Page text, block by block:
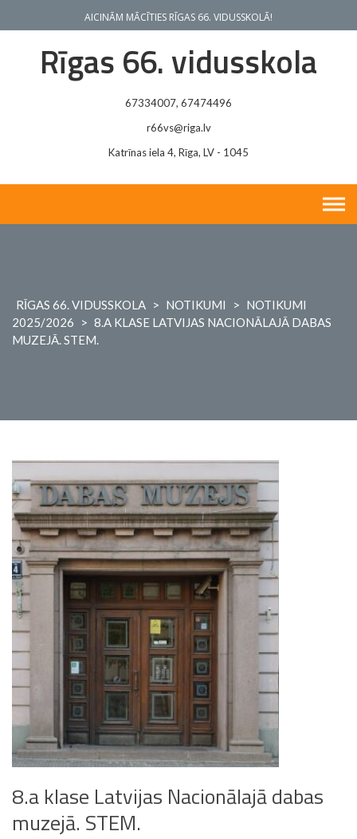
AICINĀM MĀCĪTIES RĪGAS 66. VIDUSSKOLĀ!
Rīgas 66. vidusskola
67334007, 67474496
r66vs@riga.lv
Katrīnas iela 4, Rīga, LV - 1045
RĪGAS 66. VIDUSSKOLA > NOTIKUMI > NOTIKUMI
2025/2026
> 8.A KLASE LATVIJAS NACIONĀLAJĀ DABAS
MUZEJĀ. STEM.
8.a klase Latvijas Nacionālajā dabas
muzejā. STEM.